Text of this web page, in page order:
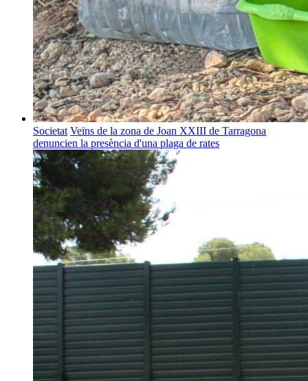
Societat Veïns de la zona de Joan XXIII de Tarragona
denuncien la presència d'una plaga de rates